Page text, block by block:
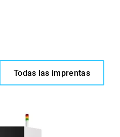
Todas las imprentas